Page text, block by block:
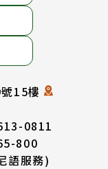
15樓
0811
800
語服務)